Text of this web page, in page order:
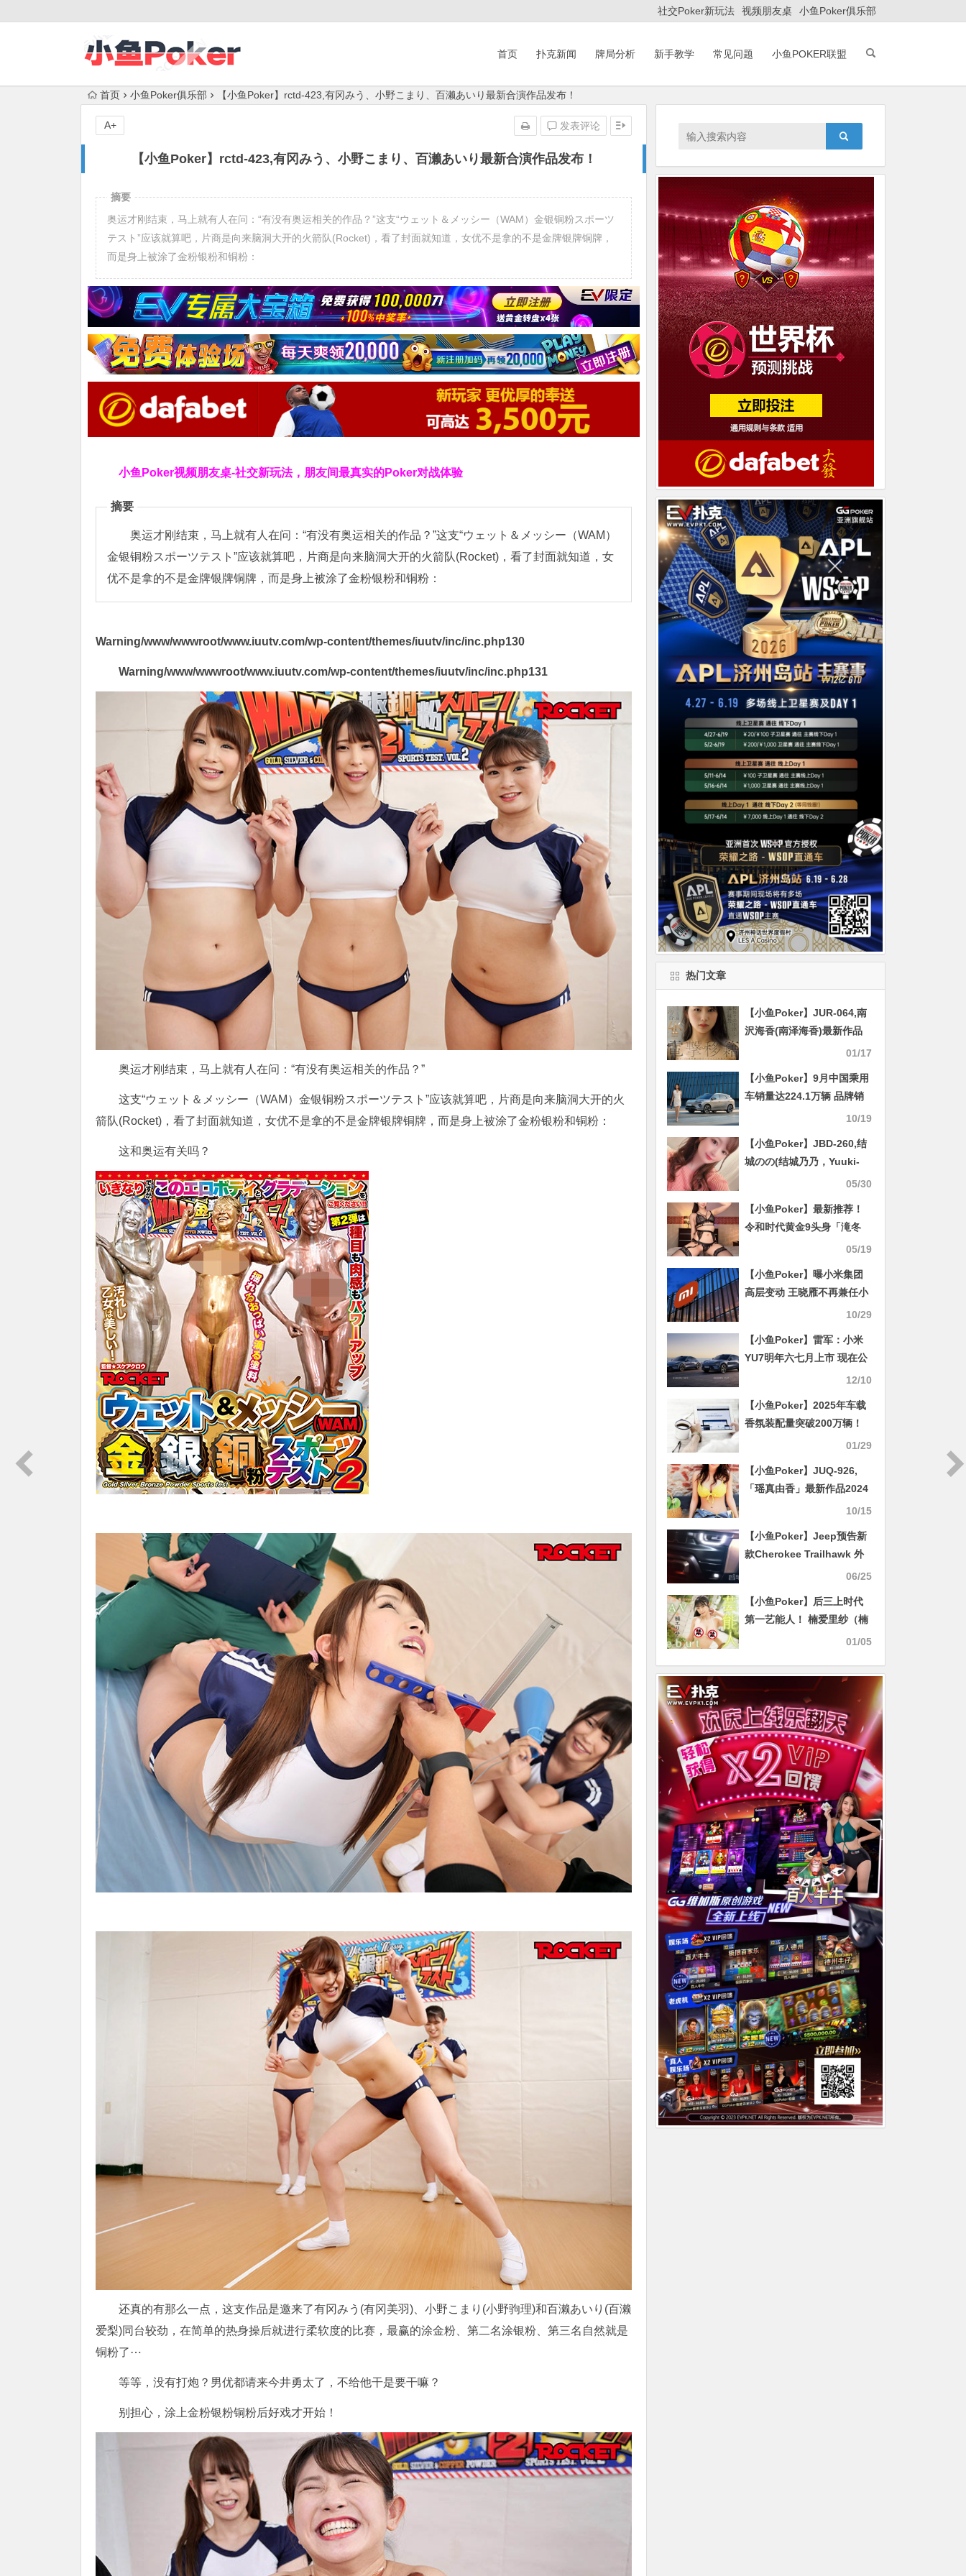
社交Poker新玩法 视频朋友桌 小鱼Poker俱乐部
首页 扑克新闻 牌局分析 新手教学 常见问题 小鱼POKER联盟
首页 小鱼Poker俱乐部 【小鱼Poker】rctd-423,有冈みう、小野こまり、百濑あいり最新合演作品发布！
【小鱼Poker】rctd-423,有冈みう、小野こまり、百濑あいり最新合演作品发布！
发表评论
A+
摘要
奥运才刚结束，马上就有人在问：“有没有奥运相关的作品？”这支“ウェット＆メッシー（WAM）金银铜粉スポーツ
テスト”应该就算吧，片商是向来脑洞大开的火箭队(Rocket)，看了封面就知道，女优不是拿的不是金牌银牌铜牌，
而是身上被涂了金粉银粉和铜粉：
小鱼Poker视频朋友桌-社交新玩法，朋友间最真实的Poker对战体验
摘要
奥运才刚结束，马上就有人在问：“有没有奥运相关的作品？”这支“ウェット＆メッシー（WAM）
金银铜粉スポーツテスト”应该就算吧，片商是向来脑洞大开的火箭队(Rocket)，看了封面就知道，女
优不是拿的不是金牌银牌铜牌，而是身上被涂了金粉银粉和铜粉：
Warning/www/wwwroot/www.iuutv.com/wp-content/themes/iuutv/inc/inc.php130
Warning/www/wwwroot/www.iuutv.com/wp-content/themes/iuutv/inc/inc.php131
奥运才刚结束，马上就有人在问：“有没有奥运相关的作品？”
这支“ウェット＆メッシー（WAM）金银铜粉スポーツテスト”应该就算吧，片商是向来脑洞大开的火
箭队(Rocket)，看了封面就知道，女优不是拿的不是金牌银牌铜牌，而是身上被涂了金粉银粉和铜粉：
这和奥运有关吗？
还真的有那么一点，这支作品是邀来了有冈みう(有冈美羽)、小野こまり(小野驹理)和百濑あいり(百濑
爱梨)同台较劲，在简单的热身操后就进行柔软度的比赛，最赢的涂金粉、第二名涂银粉、第三名自然就是
铜粉了⋯
等等，没有打炮？男优都请来今井勇太了，不给他干是要干嘛？
别担心，涂上金粉银粉铜粉后好戏才开始！
热门文章
【小鱼Poker】JUR-064,南
沢海香(南泽海香)最新作品
01/17
【小鱼Poker】9月中国乘用
车销量达224.1万辆 品牌销
10/19
【小鱼Poker】JBD-260,结
城のの(结城乃乃，Yuuki-
Nono)最新作品2020/11/07
05/30
【小鱼Poker】最新推荐！
令和时代黄金9头身「滝冬
05/19
【小鱼Poker】曝小米集团
高层变动 王晓雁不再兼任小
10/29
【小鱼Poker】雷军：小米
YU7明年六七月上市 现在公
12/10
【小鱼Poker】2025年车载
香氛装配量突破200万辆！
01/29
【小鱼Poker】JUQ-926,
「瑶真由香」最新作品2024
10/15
【小鱼Poker】Jeep预告新
款Cherokee Trailhawk 外
06/25
【小鱼Poker】后三上时代
第一艺能人！ 楠爱里纱（楠
エリサ）出道作全攻略！01/05